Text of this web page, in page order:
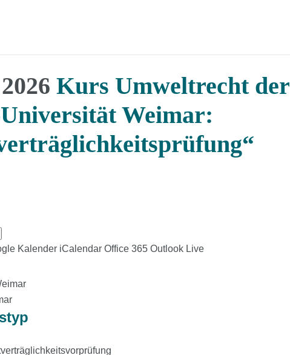
Kurs Umweltrecht der
Weimar:
Kalender iCalendar Office 365 Outlook Live